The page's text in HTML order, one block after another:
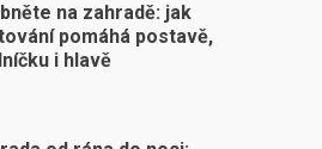
na zahradě: jak
pomáhá postavě,
i hlavě